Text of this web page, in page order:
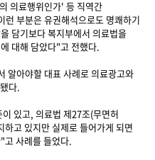
의료행위인가' 등 직역간
런 부분은 유권해석으로도 명쾌하기
담기보다 복지부에서 의료법을
대해 담았다"고 전했다.
알아야할 대표 사례로 의료광고와
다.
있고, 의료법 제27조(무면허
고 있지만 실제로 들어가게 되면
고 사례를 들었다.